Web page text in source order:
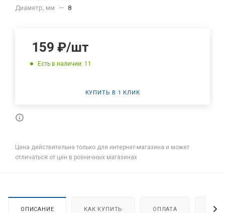
Диаметр, мм
— 8
159 ₽/шт
Есть в наличии: 11
КУПИТЬ В 1 КЛИК
Цена действительна только для интернет-магазина и может
отличаться от цен в розничных магазинах
ОПИСАНИЕ КАК КУПИТЬ ОПЛАТА